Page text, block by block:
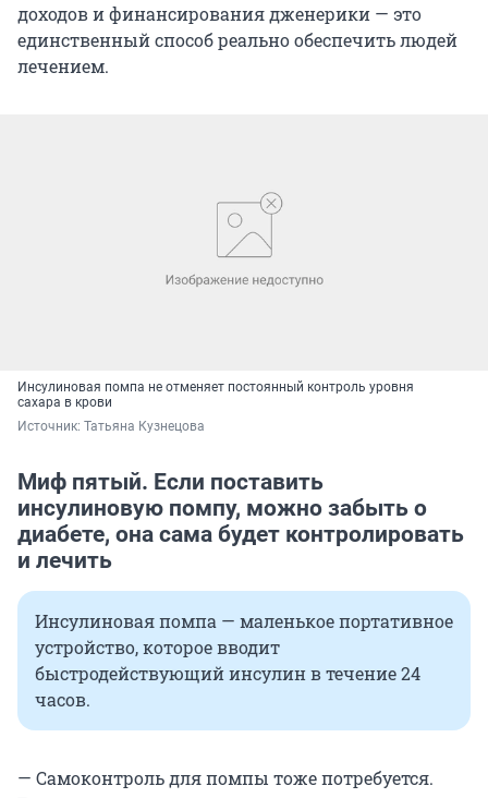
доходов и финансирования дженерики — это
единственный способ реально обеспечить людей
лечением.
Инсулиновая помпа не отменяет постоянный контроль уровня
сахара в крови
Источник: Татьяна Кузнецова
Миф пятый. Если поставить
инсулиновую помпу, можно забыть о
диабете, она сама будет контролировать
и лечить
Инсулиновая помпа — маленькое портативное
устройство, которое вводит
быстродействующий инсулин в течение 24
часов.
— Самоконтроль для помпы тоже потребуется.